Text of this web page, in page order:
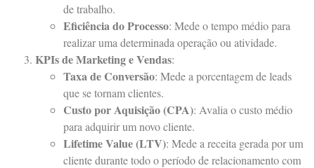
de trabalho.
Eficiência do Processo: Mede o tempo médio para
realizar uma determinada operação ou atividade.
KPIs de Marketing e Vendas:
Taxa de Conversão: Mede a porcentagem de leads
que se tornam clientes.
Custo por Aquisição (CPA): Avalia o custo médio
para adquirir um novo cliente.
Lifetime Value (LTV): Mede a receita gerada por um
cliente durante todo o período de relacionamento com